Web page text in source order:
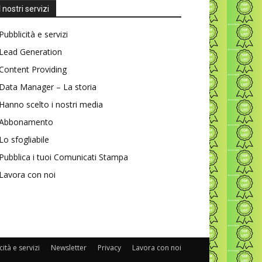
I nostri servizi
Pubblicità e servizi
Lead Generation
Providing
Data Manager – La storia
Hanno scelto i nostri media
Lo sfogliabile
Pubblica i tuoi Comunicati Stampa
Lavora con noi
e servizi Newsletter Privacy Lavora con noi